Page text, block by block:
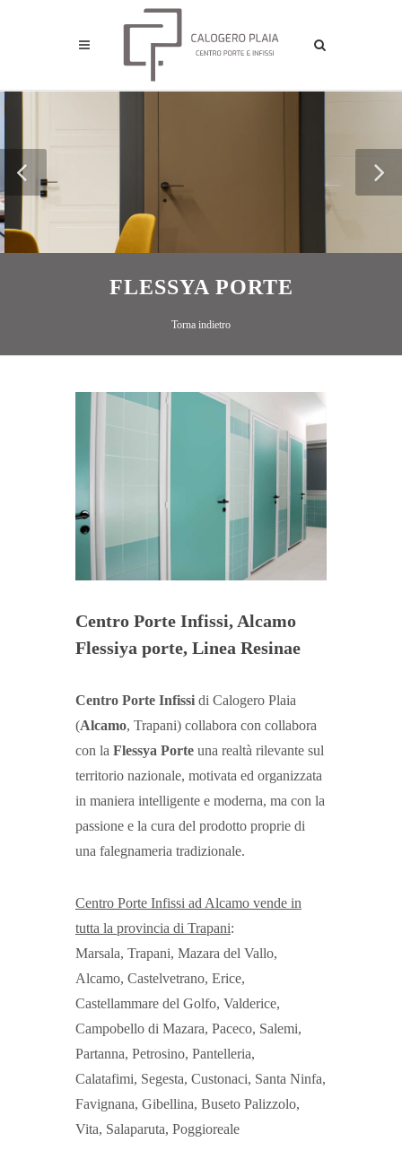
FLESSYA PORTE
Torna indietro
Centro Porte Infissi, Alcamo
Flessiya porte, Linea Resinae
Centro Porte Infissi di Calogero Plaia
(Alcamo, Trapani) collabora con collabora
con la Flessya Porte una realtà rilevante sul
territorio nazionale, motivata ed organizzata
in maniera intelligente e moderna, ma con la
passione e la cura del prodotto proprie di
una falegnameria tradizionale.
Centro Porte Infissi ad Alcamo vende in
tutta la provincia di Trapani:
Marsala, Trapani, Mazara del Vallo,
Alcamo, Castelvetrano, Erice,
Castellammare del Golfo, Valderice,
Campobello di Mazara, Paceco, Salemi,
Partanna, Petrosino, Pantelleria,
Calatafimi, Segesta, Custonaci, Santa Ninfa,
Favignana, Gibellina, Buseto Palizzolo,
Vita, Salaparuta, Poggioreale